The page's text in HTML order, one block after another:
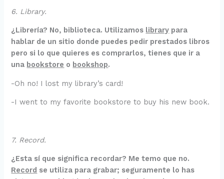
6. Library.
¿Librería? No, biblioteca. Utilizamos library para
hablar de un sitio donde puedes pedir prestados libros
pero si lo que quieres es comprarlos, tienes que ir a
una bookstore o bookshop.
-Oh no! I lost my library’s card!
-I went to my favorite bookstore to buy his new book.
7. Record.
¿Esta sí que significa recordar? Me temo que no.
Record se utiliza para grabar; seguramente lo has